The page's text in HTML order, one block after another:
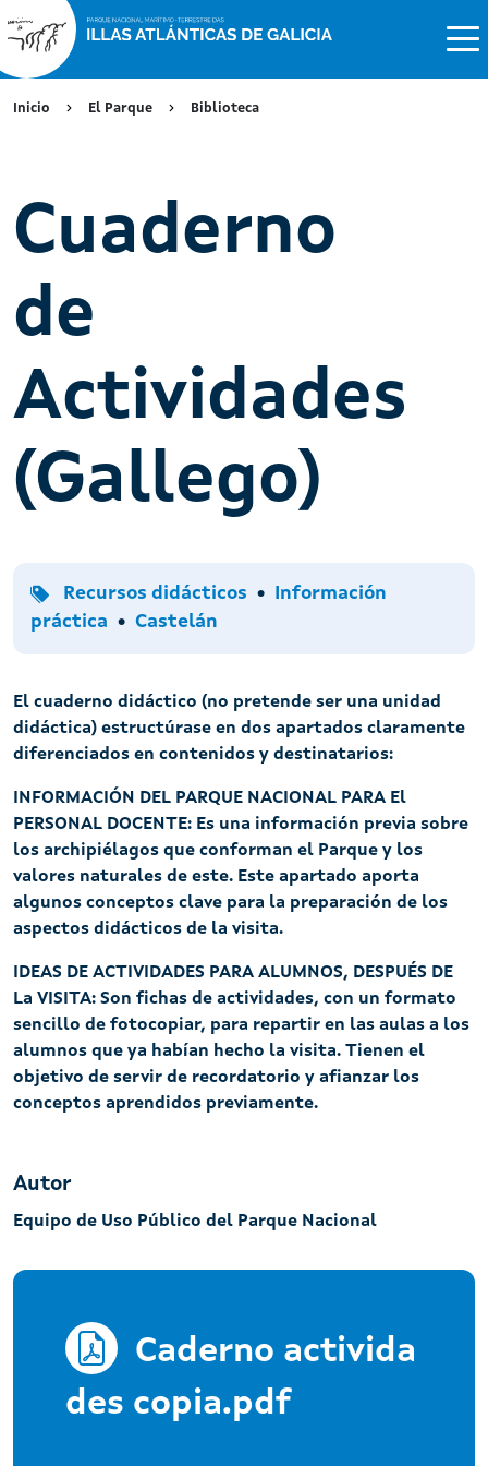
Inicio El Parque Biblioteca
Cuaderno
de
Actividades
(Gallego)
Tipo
Recursos didácticos Temas
Información
práctica
Idiomas
Castelán
El cuaderno didáctico (no pretende ser una unidad
didáctica) estructúrase en dos apartados claramente
diferenciados en contenidos y destinatarios:
INFORMACIÓN DEL PARQUE NACIONAL PARA El
PERSONAL DOCENTE: Es una información previa sobre
los archipiélagos que conforman el Parque y los
valores naturales de este. Este apartado aporta
algunos conceptos clave para la preparación de los
aspectos didácticos de la visita.
IDEAS DE ACTIVIDADES PARA ALUMNOS, DESPUÉS DE
La VISITA: Son fichas de actividades, con un formato
sencillo de fotocopiar, para repartir en las aulas a los
alumnos que ya habían hecho la visita. Tienen el
objetivo de servir de recordatorio y afianzar los
conceptos aprendidos previamente.
Autor
Equipo de Uso Público del Parque Nacional
Caderno activida
des copia.pdf